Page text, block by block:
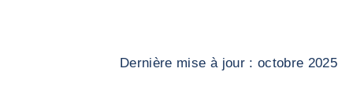
Dernière mise à jour : octobre 2025